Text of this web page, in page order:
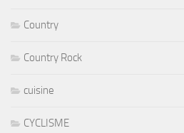
Country
Country Rock
cuisine
CYCLISME